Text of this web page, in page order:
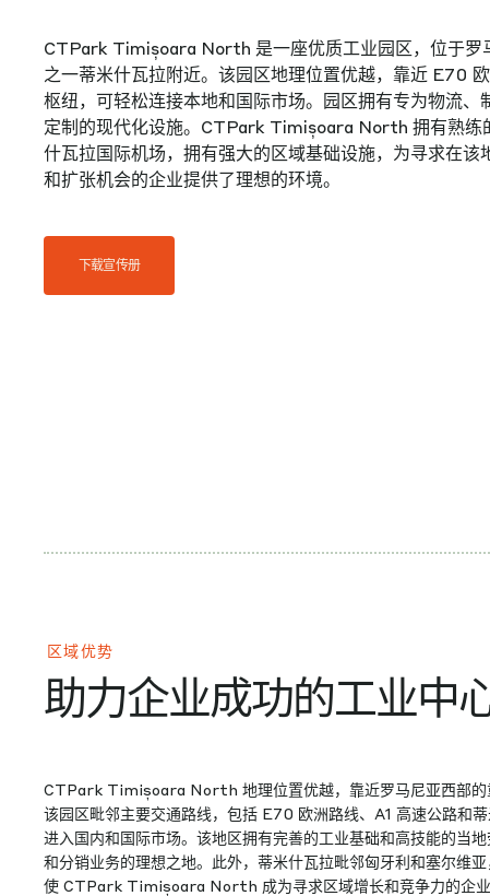
CTPark Timișoara North 是一座优质工业园区，位于罗
之一蒂米什瓦拉附近。该园区地理位置优越，靠近 E70
枢纽，可轻松连接本地和国际市场。园区拥有专为物流、
定制的现代化设施。CTPark Timișoara North 拥有熟练
什瓦拉国际机场，拥有强大的区域基础设施，为寻求在该
和扩张机会的企业提供了理想的环境。
下载宣传册
区域优势
助力企业成功的工业中
CTPark Timișoara North 地理位置优越，靠近罗马尼亚西部的
该园区毗邻主要交通路线，包括 E70 欧洲路线、A1 高速公路和
进入国内和国际市场。该地区拥有完善的工业基础和高技能的当
和分销业务的理想之地。此外，蒂米什瓦拉毗邻匈牙利和塞尔维亚
使 CTPark Timișoara North 成为寻求区域增长和竞争力的企业